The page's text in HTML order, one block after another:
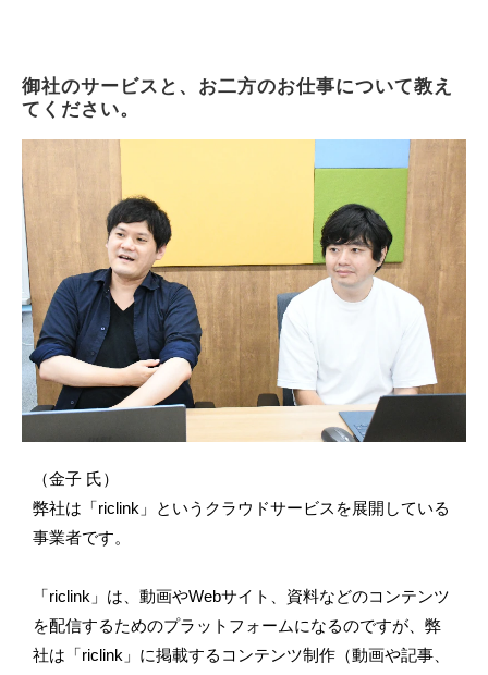
御社のサービスと、お二方のお仕事について教え
てください。
（金子 氏）
弊社は「riclink」というクラウドサービスを展開している
事業者です。
「riclink」は、動画やWebサイト、資料などのコンテンツ
を配信するためのプラットフォームになるのですが、弊
社は「riclink」に掲載するコンテンツ制作（動画や記事、